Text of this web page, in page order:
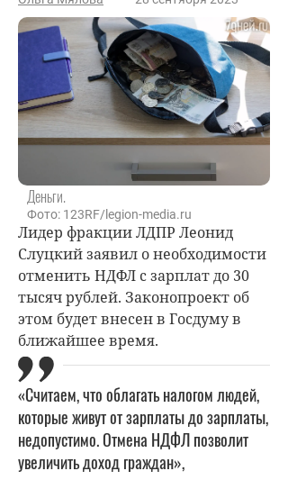
Деньги.
Фото: 123RF/legion-media.ru
Лидер фракции ЛДПР Леонид
Слуцкий заявил о необходимости
отменить НДФЛ с зарплат до 30
тысяч рублей. Законопроект об
этом будет внесен в Госдуму в
ближайшее время.
«Считаем, что облагать налогом людей,
которые живут от зарплаты до зарплаты,
недопустимо. Отмена НДФЛ позволит
увеличить доход граждан»,